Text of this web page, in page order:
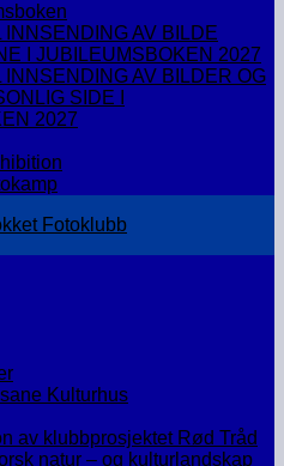
AV BILDE
I JUBILEUMSBOKEN 2027
AV BILDER OG
SIDE I
2027
Kulturhus
av klubbprosjektet Rød Tråd
natur – og kulturlandskap